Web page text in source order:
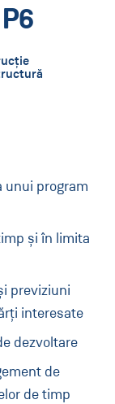
unui program
și în limita
previziuni
interesate
dezvoltare
de
de timp